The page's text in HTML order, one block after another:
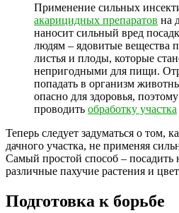
Применение сильных
акарицидных препаратов на
наносит сильный вред
людям – ядовитые вещества
листья и плоды, которые
непригодными для пищи.
попадать в организм
опасно для здоровья,
проводить обработку участка
Теперь следует задуматься о том,
дачного участка, не применяя
Самый простой способ – посадить
различные пахучие растения и
Подготовка к борьбе